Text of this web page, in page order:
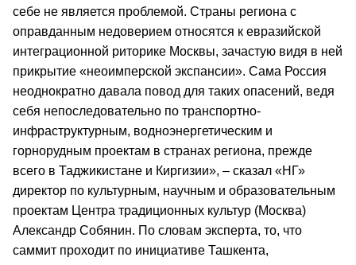
себе не является проблемой. Страны региона с
оправданным недоверием относятся к евразийской
интеграционной риторике Москвы, зачастую видя в ней
прикрытие «неоимперской экспансии». Сама Россия
неоднократно давала повод для таких опасений, ведя
себя непоследовательно по транспортно-
инфраструктурным, водноэнергетическим и
горнорудным проектам в странах региона, прежде
всего в Таджикистане и Киргизии», – сказал «НГ»
директор по культурным, научным и образовательным
проектам Центра традиционных культур (Москва)
Александр Собянин. По словам эксперта, то, что
саммит проходит по инициативе Ташкента,